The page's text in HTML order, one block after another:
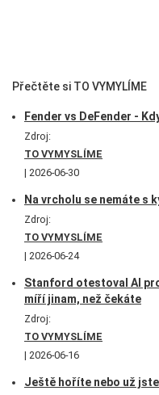
Přečtěte si TO VYMYLÍME
Fender vs DeFender -
Zdroj:
TO VYMYSLÍME
2026-06-30
Na vrcholu se nemáte s
Zdroj:
TO VYMYSLÍME
2026-06-24
Stanford otestoval AI
míří jinam, než čekáte
Zdroj:
TO VYMYSLÍME
2026-06-16
Ještě hoříte nebo už